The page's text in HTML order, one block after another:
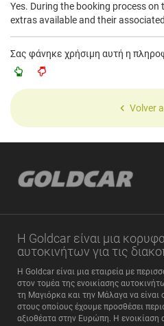
Yes. During the booking process
extras available and their
Σας φάνηκε χρήσιμη αυτή η
Volver
Η Goldcar είναι μια
αυτοκινήτων για τις
Η Goldcar είναι μια εταιρεία με
στον τομέα της ενοικίασης
τη Μαγιόρκα και την Μάλαγα να είναι
στους οποίους έχουμε προσθέσει
αξιοθέατα στην Ευρώπη. Η ενοικίαση